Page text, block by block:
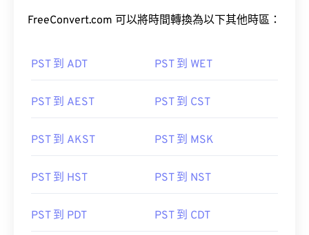
FreeConvert.com 可以將時間轉換為以下其他時區：
PST 到 ADT PST 到 WET
PST 到 AEST PST 到 CST
PST 到 AKST PST 到 MSK
PST 到 HST PST 到 NST
PST 到 PDT PST 到 CDT